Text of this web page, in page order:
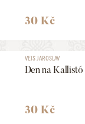
30 Kč
VEIS JAROSLAV
Den na Kallistó
30 Kč